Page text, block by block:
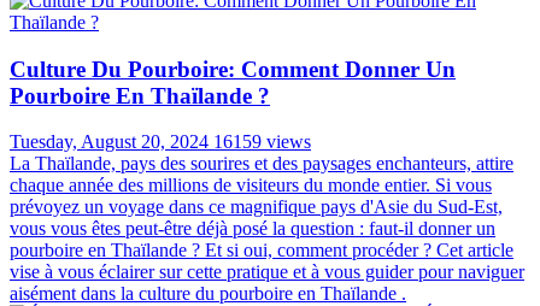
Culture Du Pourboire: Comment Donner Un
Pourboire En Thaïlande ?
Tuesday, August 20, 2024 16159 views
La Thaïlande, pays des sourires et des paysages enchanteurs, attire
chaque année des millions de visiteurs du monde entier. Si vous
prévoyez un voyage dans ce magnifique pays d'Asie du Sud-Est,
vous vous êtes peut-être déjà posé la question : faut-il donner un
pourboire en Thaïlande ? Et si oui, comment procéder ? Cet article
vise à vous éclairer sur cette pratique et à vous guider pour naviguer
aisément dans la culture du pourboire en Thaïlande .